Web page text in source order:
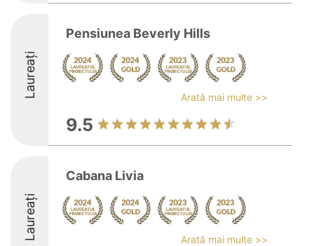
Laureați
Pensiunea Beverly Hills
Arată mai multe >>
9.5
Laureați
Cabana Livia
Arată mai multe >>